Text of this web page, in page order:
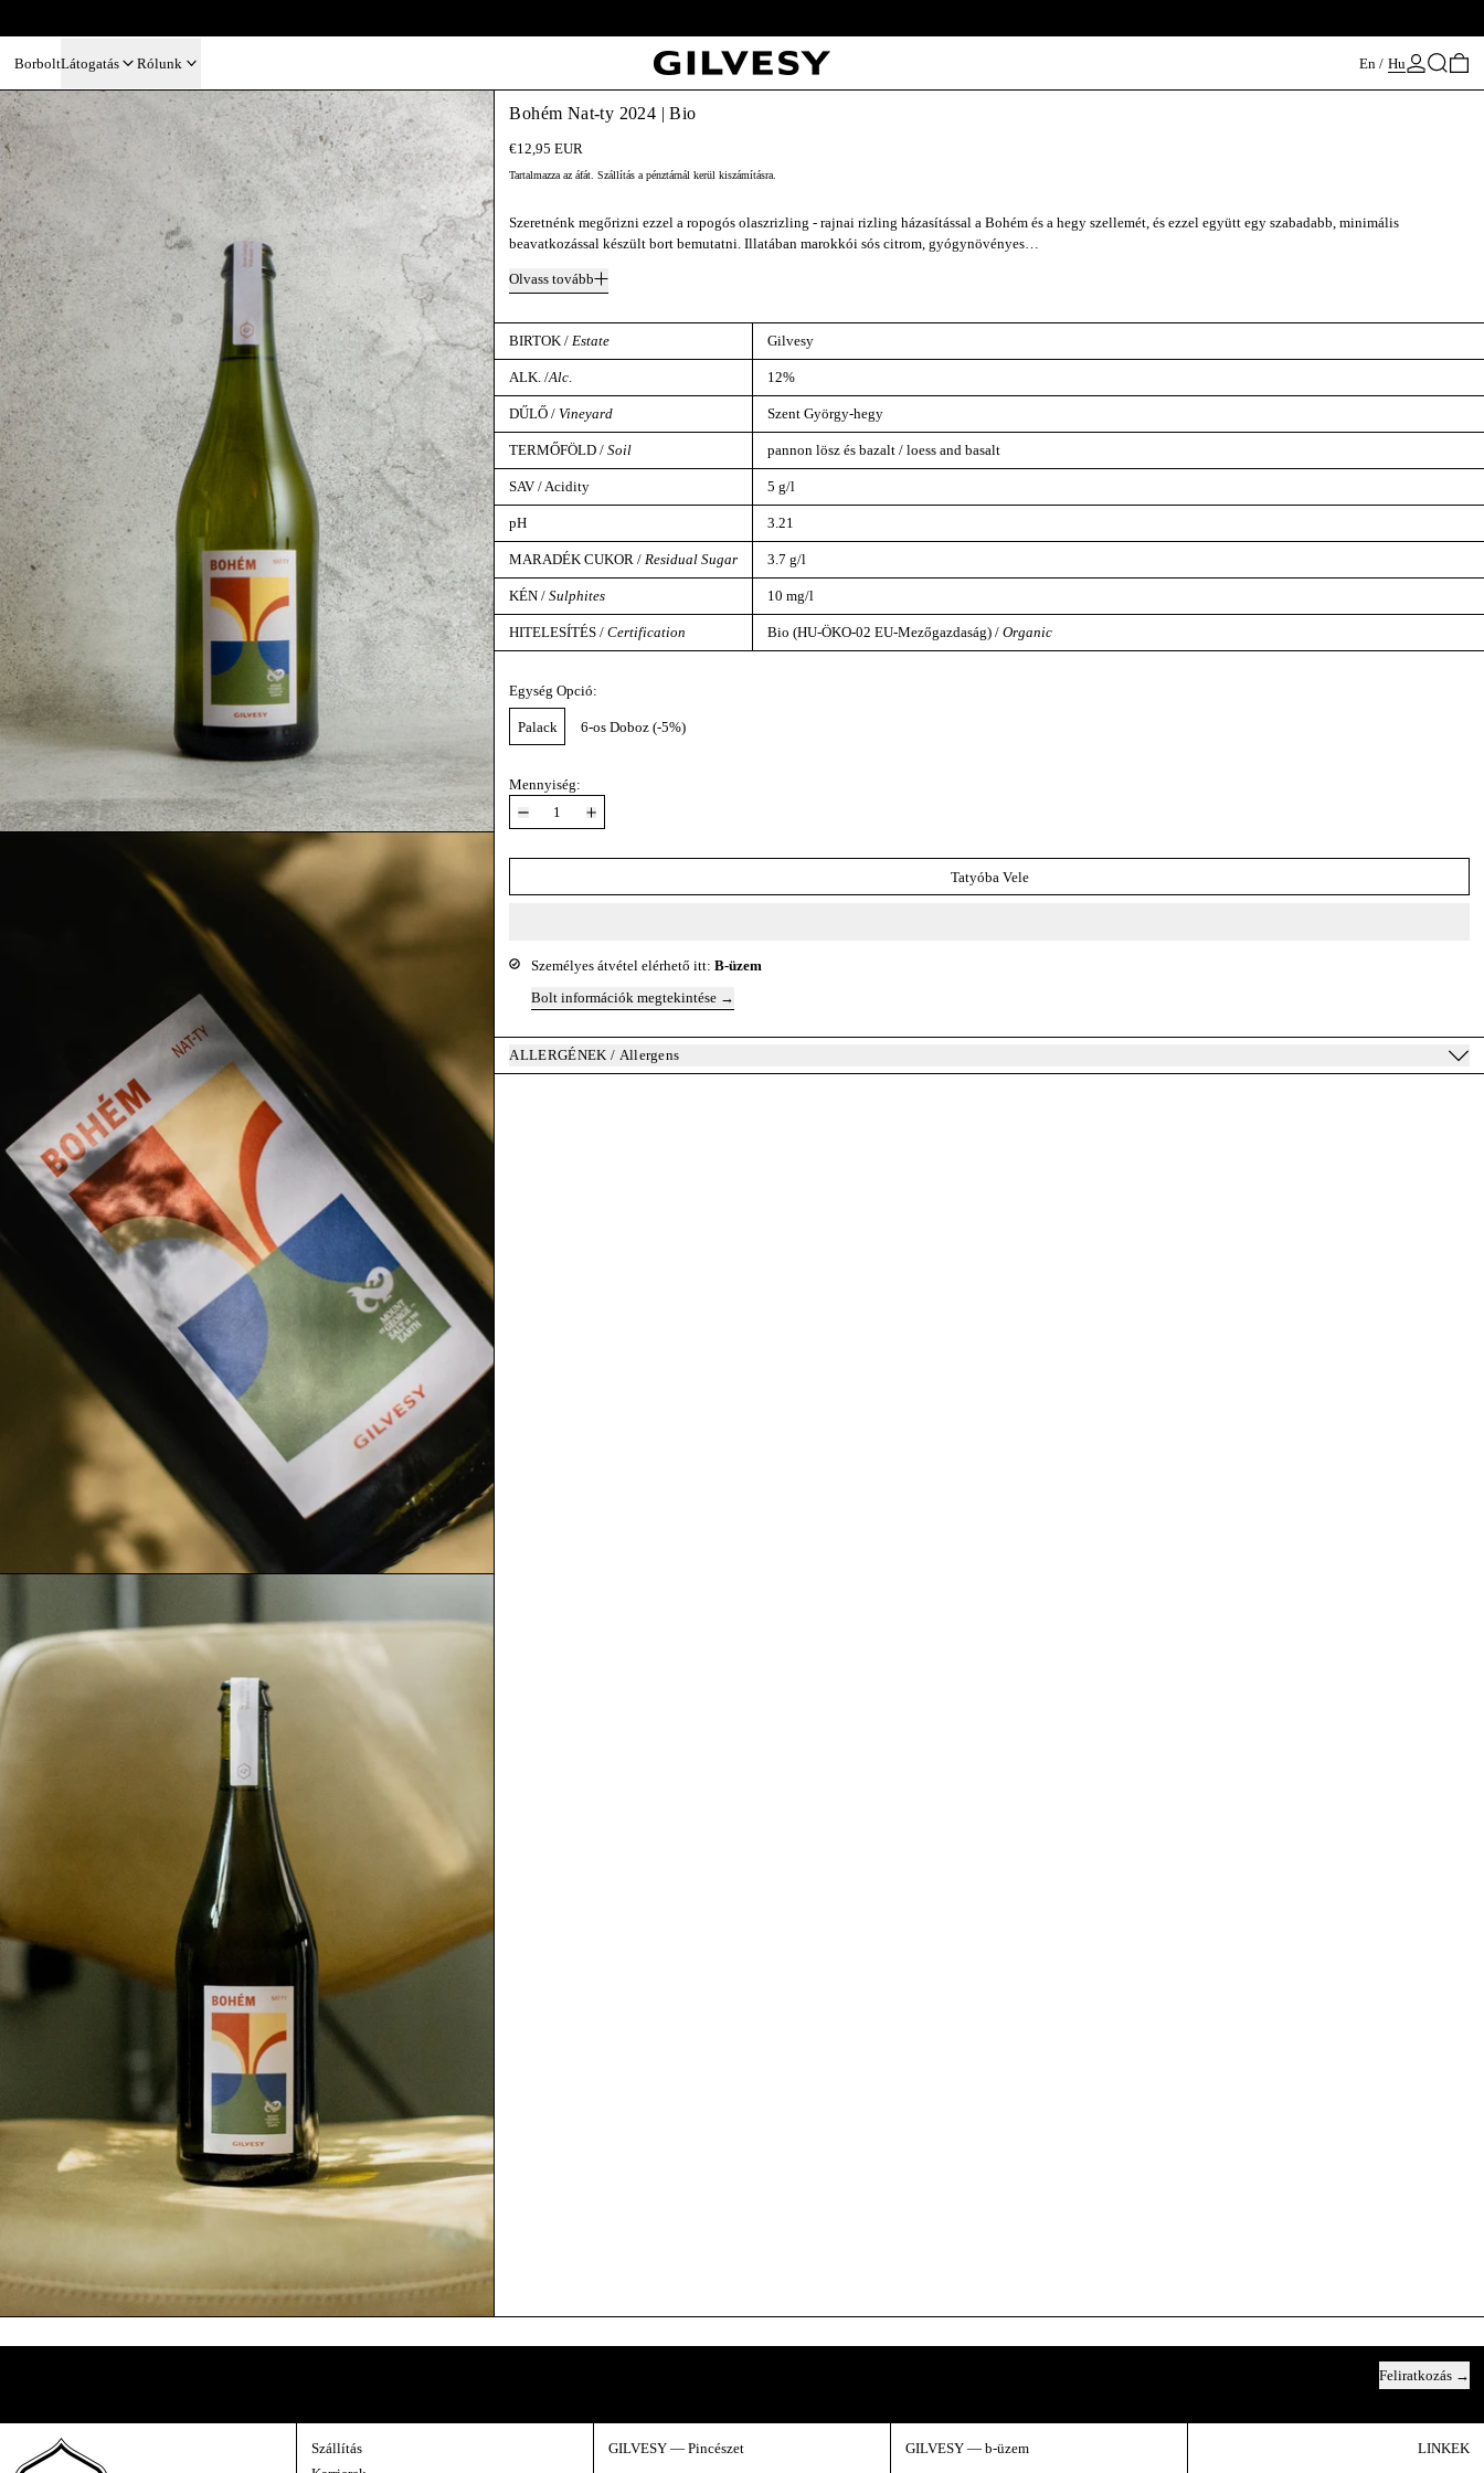
BorboltLátogatás Rólunk En / Hu Keresés
Bohém Nat-ty 2024 | Bio
€12,95 EUR
Tartalmazza az áfát.Szállítás a pénztárnál kerül kiszámításra.
Szeretnénk megőrizni ezzel a ropogós olaszrizling - rajnai rizling házasítással a Bohém és a hegy szellemét, és ezzel együtt egy szabadabb, minimális
beavatkozással készült bort bemutatni. Illatában marokkói sós citrom, gyógynövényes…
Olvass tovább
BIRTOK /Estate Gilvesy
ALK. /Alc. 12%
DŰLŐ /Vineyard Szent György-hegy
TERMŐFÖLD /Soil pannon lösz és bazalt / loess and basalt
SAV / Acidity 5 g/l
pH 3.21
MARADÉK CUKOR /Residual Sugar 3.7 g/l
KÉN /Sulphites 10 mg/l
HITELESÍTÉS /Certification Bio (HU-ÖKO-02 EU-Mezőgazdaság) /Organic
Egység Opció:
Palack 6-os Doboz (-5%)
Mennyiség:
Tatyóba Vele
Személyes átvétel elérhető itt: B-üzem
Bolt információk megtekintése
ALLERGÉNEK / Allergens
Feliratkozás
Szállítás
GILVESY — Pincészet GILVESY — b-üzem LINKEK